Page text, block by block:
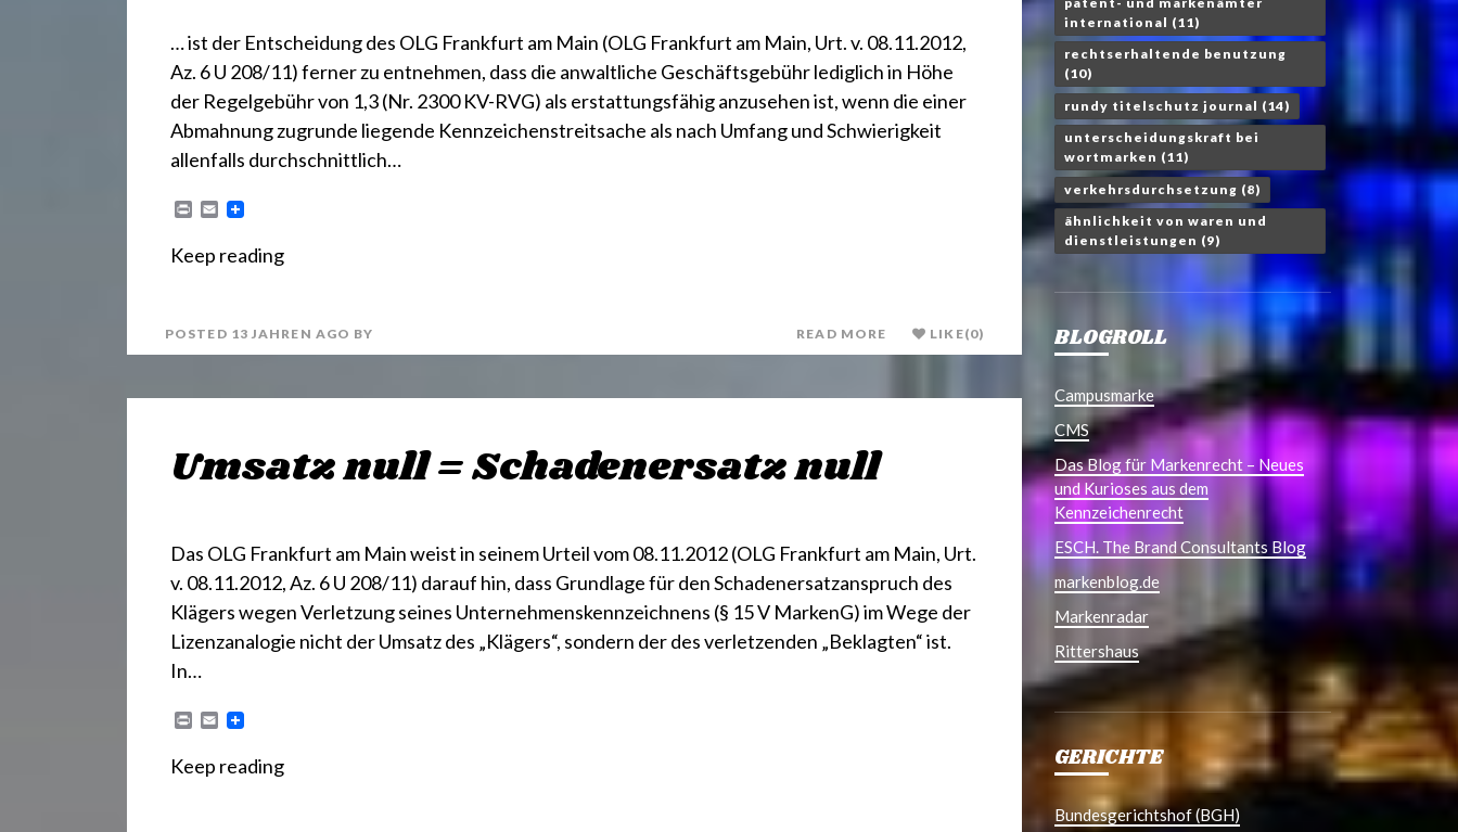
… ist der Entscheidung des OLG Frankfurt am Main (OLG Frankfurt am Main, Urt. v. 08.11.2012,
Az. 6 U 208/11) ferner zu entnehmen, dass die anwaltliche Geschäftsgebühr lediglich in Höhe
der Regelgebühr von 1,3 (Nr. 2300 KV-RVG) als erstattungsfähig anzusehen ist, wenn die einer
Abmahnung zugrunde liegende Kennzeichenstreitsache als nach Umfang und Schwierigkeit
allenfalls durchschnittlich…
n
E
i
Keep reading
POSTED 13 JAHREN AGO BY READ MORE LIKE(0)
Umsatz null = Schadenersatz null
Das OLG Frankfurt am Main weist in seinem Urteil vom 08.11.2012 (OLG Frankfurt am Main, Urt.
v. 08.11.2012, Az. 6 U 208/11) darauf hin, dass Grundlage für den Schadenersatzanspruch des
Klägers wegen Verletzung seines Unternehmenskennzeichnens (§ 15 V MarkenG) im Wege der
Lizenzanalogie nicht der Umsatz des „Klägers“, sondern der des verletzenden „Beklagten“ ist.
In…
n
E
i
Keep reading
international (11)
rechtserhaltende benutzung
(10)
rundy titelschutz journal (14)
unterscheidungskraft bei
wortmarken (11)
verkehrsdurchsetzung (8)
ähnlichkeit von waren und
dienstleistungen (9)
BLOGROLL
Campusmarke
CMS
Das Blog für Markenrecht – Neues
und Kurioses aus dem
Kennzeichenrecht
ESCH. The Brand Consultants Blog
markenblog.de
Markenradar
Rittershaus
GERICHTE
Bundesgerichtshof (BGH)